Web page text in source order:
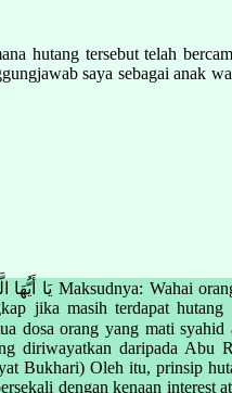
hutang tersebut telah
saya sebagai anak
jika masih terdapat
diriwayatkan daripada Abu
Bukhari) Oleh itu, prinsip
dengan kenaan interest